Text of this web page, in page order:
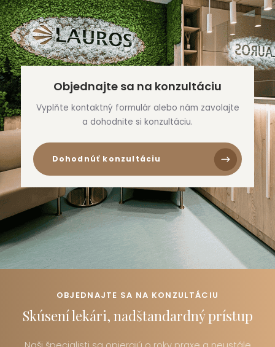
Objednajte sa na konzultáciu
Vyplňte kontaktný formulár alebo nám zavolajte
a dohodnite si konzultáciu.
Dohodnúť konzultáciu
OBJEDNAJTE SA NA KONZULTÁCIU
Skúsení lekári, nadštandardný prístup